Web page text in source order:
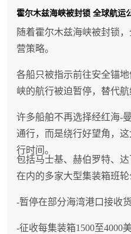
霍尔木兹海峡被封锁 全球航运
随着霍尔木兹海峡被封锁
营策略。
各船只被指示前往安全锚
峡的航行被迫暂停，替代航
许多船舶不再选择经红海-
通行，而是绕行好望角，
行时间。
包括马士基、赫伯罗特、
在内的多家大型集装箱班轮
-暂停在部分海湾港口接收
-征收每集装箱1500至4000